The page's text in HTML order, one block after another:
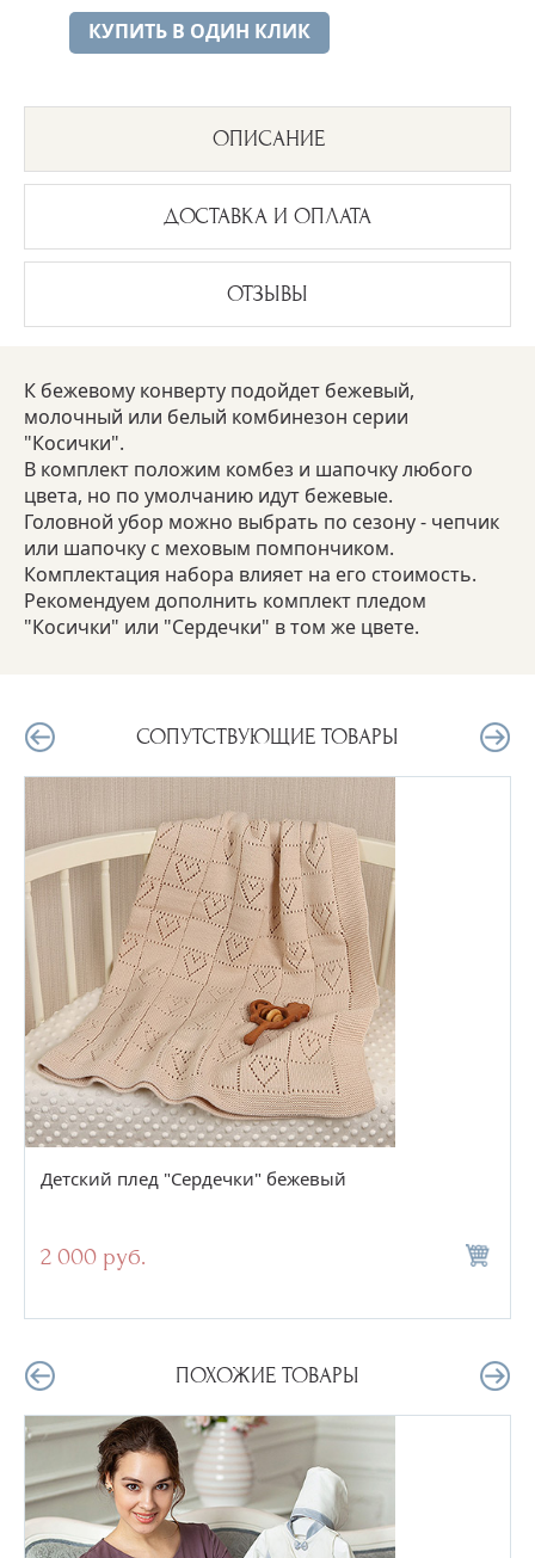
КУПИТЬ В ОДИН КЛИК
ОПИСАНИЕ
ДОСТАВКА И ОПЛАТА
ОТЗЫВЫ
К бежевому конверту подойдет бежевый,
молочный или белый комбинезон серии
"Косички".
В комплект положим комбез и шапочку любого
цвета, но по умолчанию идут бежевые.
Головной убор можно выбрать по сезону - чепчик
или шапочку с меховым помпончиком.
Комплектация набора влияет на его стоимость.
Рекомендуем дополнить комплект пледом
"Косички" или "Сердечки" в том же цвете.
СОПУТСТВУЮЩИЕ ТОВАРЫ
Детский плед "Сердечки" бежевый
2 000 руб.
ПОХОЖИЕ ТОВАРЫ